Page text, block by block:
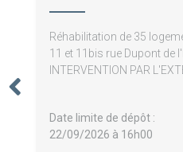
Réhabilitation de 35
11 et 11bis rue Dupont de
INTERVENTION PAR
Date limite de dépôt :
22/09/2026 à 16h00